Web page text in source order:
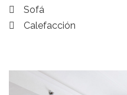
Sofá
Calefacción